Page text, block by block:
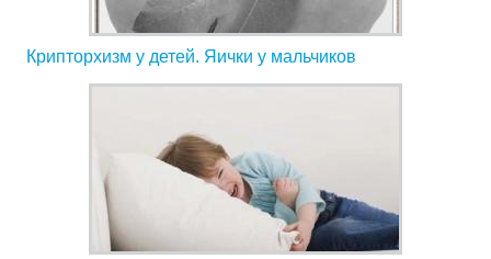
Крипторхизм у детей. Яички у мальчиков